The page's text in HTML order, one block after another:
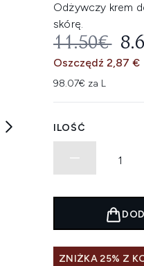
Odżywczy krem
skórę.
11.50€
Oszczędź 2,87 €
98.07€ za L
ILOŚĆ
ZNIŻKA 25% Z